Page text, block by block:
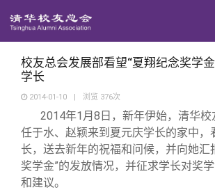
西南联大校友会
义工计划
媒体平台
《清华校友通讯》
百年清华
校友总会发展部看望“夏翔纪念奖学
学长
2014-01-10 | 浏览 376次
2014年1月8日，新年伊始，清华校
任于水、赵颖来到夏元庆学长的家中，
长，送去新年的祝福和问候，并向她汇
奖学金”的发放情况，并征求学长对奖
和建议。